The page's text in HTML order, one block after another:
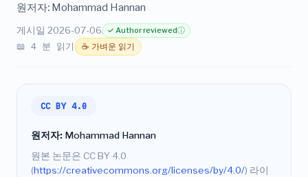
원저자: Mohammad Hannan
게시일 2026-07-06 ✓ Author reviewedⓘ
📖 4 분 읽기 ☕ 가벼운 읽기
CC BY 4.0
원저자: Mohammad Hannan
원본 논문은 CC BY 4.0
(https://creativecommons.org/licenses/by/4.0/) 라이